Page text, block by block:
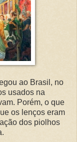
ao Brasil, no
usados na
Porém, o que
os lenços eram
dos piolhos